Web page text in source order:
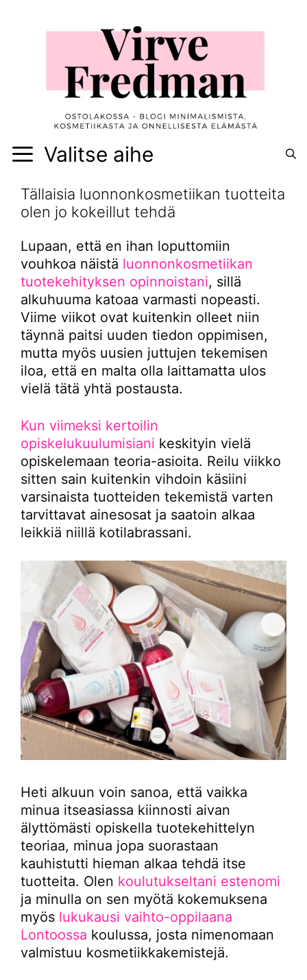
Valitse aihe
Tällaisia luonnonkosmetiikan tuotteita
olen jo kokeillut tehdä
Lupaan, että en ihan loputtomiin
vouhkoa näistä luonnonkosmetiikan
tuotekehityksen opinnoistani, sillä
alkuhuuma katoaa varmasti nopeasti.
Viime viikot ovat kuitenkin olleet niin
täynnä paitsi uuden tiedon oppimisen,
mutta myös uusien juttujen tekemisen
iloa, että en malta olla laittamatta ulos
vielä tätä yhtä postausta.
Kun viimeksi kertoilin
opiskelukuulumisiani keskityin vielä
opiskelemaan teoria-asioita. Reilu viikko
sitten sain kuitenkin vihdoin käsiini
varsinaista tuotteiden tekemistä varten
tarvittavat ainesosat ja saatoin alkaa
leikkiä niillä kotilabrassani.
Heti alkuun voin sanoa, että vaikka
minua itseasiassa kiinnosti aivan
älyttömästi opiskella tuotekehittelyn
teoriaa, minua jopa suorastaan
kauhistutti hieman alkaa tehdä itse
tuotteita. Olen koulutukseltani estenomi
ja minulla on sen myötä kokemuksena
myös lukukausi vaihto-oppilaana
Lontoossa koulussa, josta nimenomaan
valmistuu kosmetiikkakemistejä.